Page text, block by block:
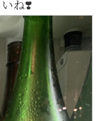
ね❣️